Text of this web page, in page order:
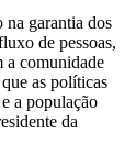
garantia dos
de pessoas,
a comunidade
as políticas
a população
da